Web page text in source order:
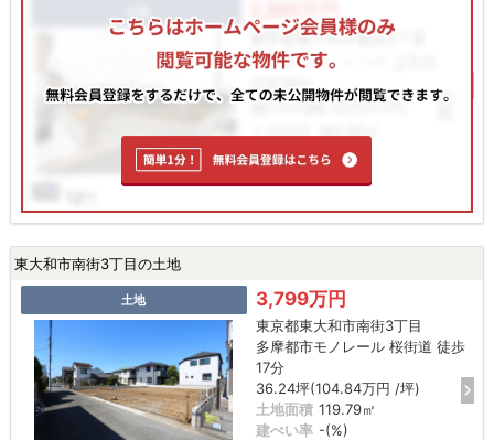
東大和市南街3丁目の土地
土地 3,799万円
東京都東大和市南街3丁目
多摩都市モノレール 桜街道 徒歩
17分
36.24坪(104.84万円 /坪)
土地面積 119.79㎡
建ぺい率 -(%)